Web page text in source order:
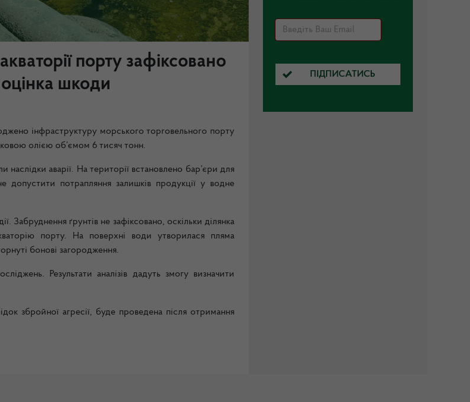
порту зафіксовано
шкоди
інфраструктуру морського торговельного порту
олією об’ємом 6 тисяч тонн.
аварії. На території встановлено бар’єри для
допустити потрапляння залишків продукції у водне
Забруднення ґрунтів не зафіксовано, оскільки ділянка
порту. На поверхні води утворилася пляма
бонові загородження.
Результати аналізів дадуть змогу визначити
збройної агресії, буде проведена після отримання
ПІДПИСАТИСЬ